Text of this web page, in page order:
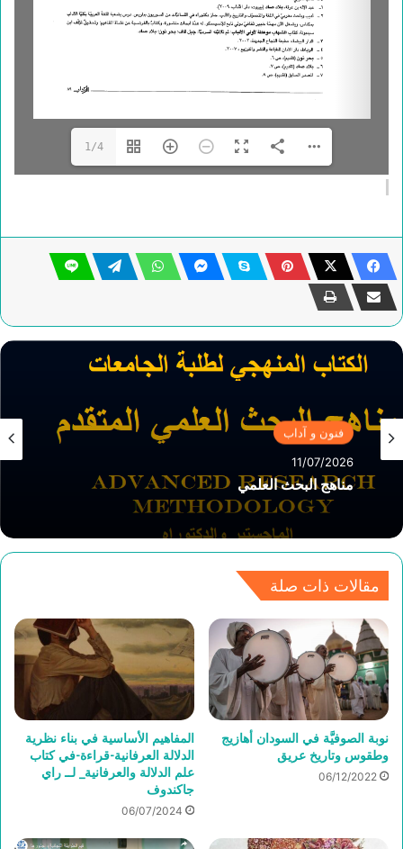
1/4
فنون و آداب
11/07/2026
مناهج البحث العلمي
مقالات ذات صلة
نوبة الصوفيَّة في السودان أهازيج
وطقوس وتاريخ عريق
06/12/2022
المفاهيم الأساسية في بناء نظرية
الدلالة العرفانية-قراءة-في كتاب
علم الدلالة والعرفانية_ لــ راي
جاكندوف
06/07/2024